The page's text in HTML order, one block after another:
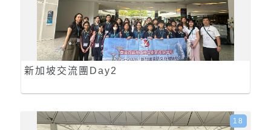
新加坡交流團Day2
18